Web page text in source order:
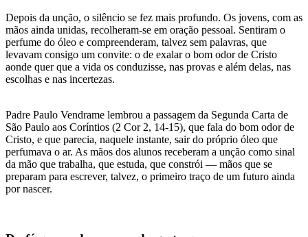
Depois da unção, o silêncio se fez mais profundo. Os jovens, com as
mãos ainda unidas, recolheram-se em oração pessoal. Sentiram o
perfume do óleo e compreenderam, talvez sem palavras, que
levavam consigo um convite: o de exalar o bom odor de Cristo
aonde quer que a vida os conduzisse, nas provas e além delas, nas
escolhas e nas incertezas.
Padre Paulo Vendrame lembrou a passagem da Segunda Carta de
São Paulo aos Coríntios (2 Cor 2, 14-15), que fala do bom odor de
Cristo, e que parecia, naquele instante, sair do próprio óleo que
perfumava o ar. As mãos dos alunos receberam a unção como sinal
da mão que trabalha, que estuda, que constrói — mãos que se
preparam para escrever, talvez, o primeiro traço de um futuro ainda
por nascer.